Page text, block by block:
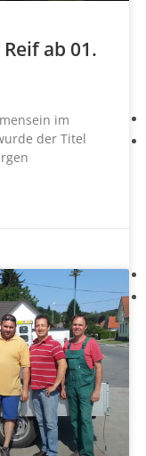
ab 01.
im
der Titel